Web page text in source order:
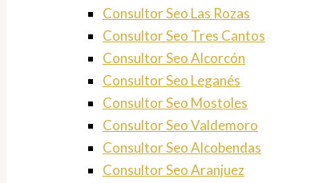
Consultor Seo Las Rozas
Consultor Seo Tres Cantos
Consultor Seo Alcorcón
Consultor Seo Leganés
Consultor Seo Mostoles
Consultor Seo Valdemoro
Consultor Seo Alcobendas
Consultor Seo Aranjuez